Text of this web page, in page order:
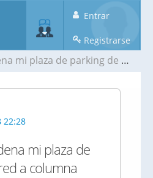
Entrar
Registrarse
de parking de pared a columna
22:28
mi plaza de
a columna